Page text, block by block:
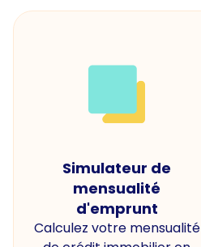
Simulateur de
mensualité
d'emprunt
Calculez votre mensualité